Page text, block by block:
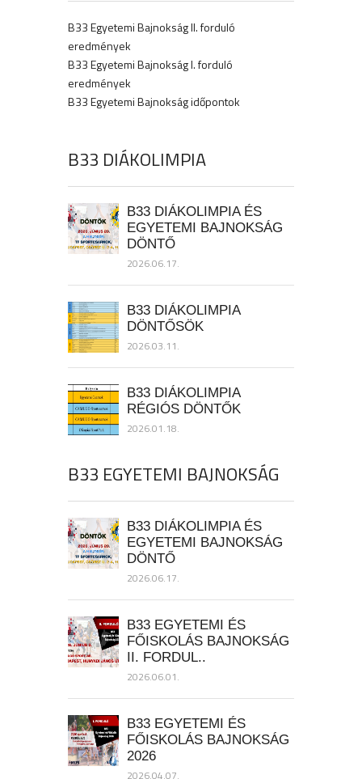
B33 Egyetemi Bajnokság II. forduló
eredmények
B33 Egyetemi Bajnokság I. forduló
eredmények
B33 Egyetemi Bajnokság időpontok
B33 DIÁKOLIMPIA
B33 DIÁKOLIMPIA ÉS
EGYETEMI BAJNOKSÁG
DÖNTŐ
2026.06.17.
B33 DIÁKOLIMPIA
DÖNTŐSÖK
2026.03.11.
B33 DIÁKOLIMPIA
RÉGIÓS DÖNTŐK
2026.01.18.
B33 EGYETEMI BAJNOKSÁG
B33 DIÁKOLIMPIA ÉS
EGYETEMI BAJNOKSÁG
DÖNTŐ
2026.06.17.
B33 EGYETEMI ÉS
FŐISKOLÁS BAJNOKSÁG
II. FORDUL..
2026.06.01.
B33 EGYETEMI ÉS
FŐISKOLÁS BAJNOKSÁG
2026
2026.04.07.